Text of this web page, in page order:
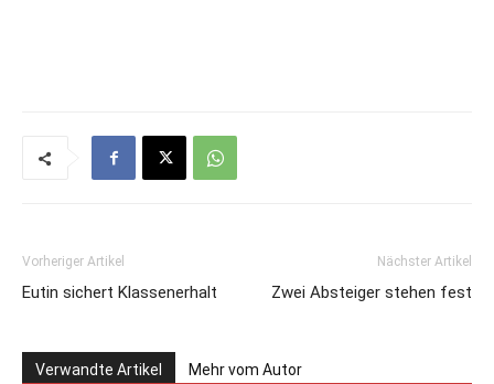
Vorheriger Artikel
Eutin sichert Klassenerhalt
Nächster Artikel
Zwei Absteiger stehen fest
Verwandte Artikel Mehr vom Autor